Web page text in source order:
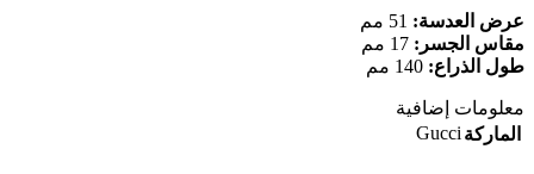
عرض العدسة:
مقاس الجسر:
طول الذراع:
معلومات إضافية
الماركة Gucci